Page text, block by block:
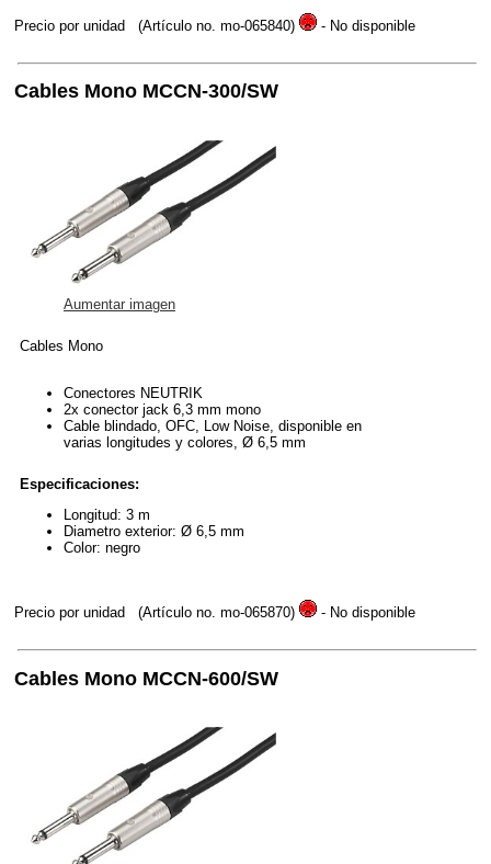
Precio por unidad (Artículo no. mo-065840) - No disponible
Cables Mono MCCN-300/SW
Aumentar imagen
Cables Mono
Conectores NEUTRIK
2x conector jack 6,3 mm mono
Cable blindado, OFC, Low Noise, disponible en
varias longitudes y colores, Ø 6,5 mm
Especificaciones:
Longitud: 3 m
Diametro exterior: Ø 6,5 mm
Color: negro
Precio por unidad (Artículo no. mo-065870) - No disponible
Cables Mono MCCN-600/SW